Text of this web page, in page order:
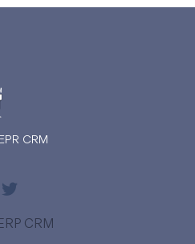
CRM
CRM